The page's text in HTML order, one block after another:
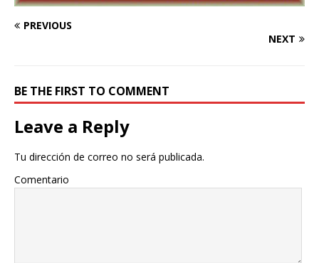
PREVIOUS
NEXT
BE THE FIRST TO COMMENT
Leave a Reply
Tu dirección de correo no será publicada.
Comentario